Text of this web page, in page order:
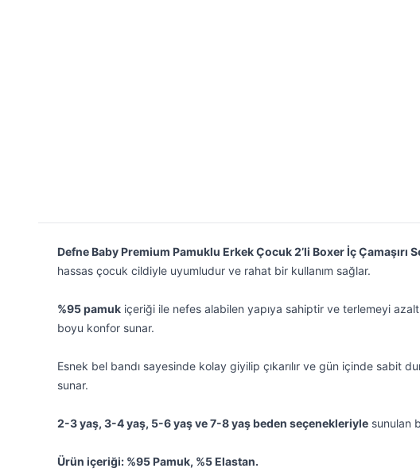
Defne Baby Premium Pamuklu Erkek Çocuk 2’li Boxer İç Çamaşırı
hassas çocuk cildiyle uyumludur ve rahat bir kullanım sağlar.
%95 pamuk içeriği ile nefes alabilen yapıya sahiptir ve terlemeyi
boyu konfor sunar.
Esnek bel bandı sayesinde kolay giyilip çıkarılır ve gün içinde sabit
sunar.
2-3 yaş, 3-4 yaş, 5-6 yaş ve 7-8 yaş beden seçenekleriyle sunulan
Ürün içeriği: %95 Pamuk, %5 Elastan.